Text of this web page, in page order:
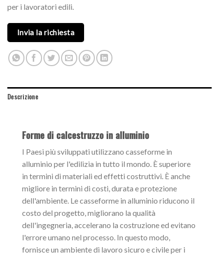
per i lavoratori edili.
Invia la richiesta
Descrizione
Forme di calcestruzzo in alluminio
I Paesi più sviluppati utilizzano casseforme in
alluminio per l'edilizia in tutto il mondo. È superiore
in termini di materiali ed effetti costruttivi. È anche
migliore in termini di costi, durata e protezione
dell'ambiente. Le casseforme in alluminio riducono il
costo del progetto, migliorano la qualità
dell'ingegneria, accelerano la costruzione ed evitano
l'errore umano nel processo. In questo modo,
fornisce un ambiente di lavoro sicuro e civile per i